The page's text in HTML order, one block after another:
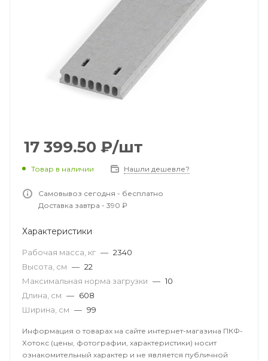
17 399.50 ₽/шт
Товар в наличии Нашли дешевле?
Самовывоз сегодня - бесплатно
Доставка завтра - 390 ₽
Характеристики
Рабочая масса, кг — 2340
Высота, см — 22
Максимальная норма загрузки — 10
Длина, см — 608
Ширина, см — 99
Информация о товарах на сайте интернет-магазина ПКФ-
Хотокс (цены, фотографии, характеристики) носит
ознакомительный характер и не является публичной